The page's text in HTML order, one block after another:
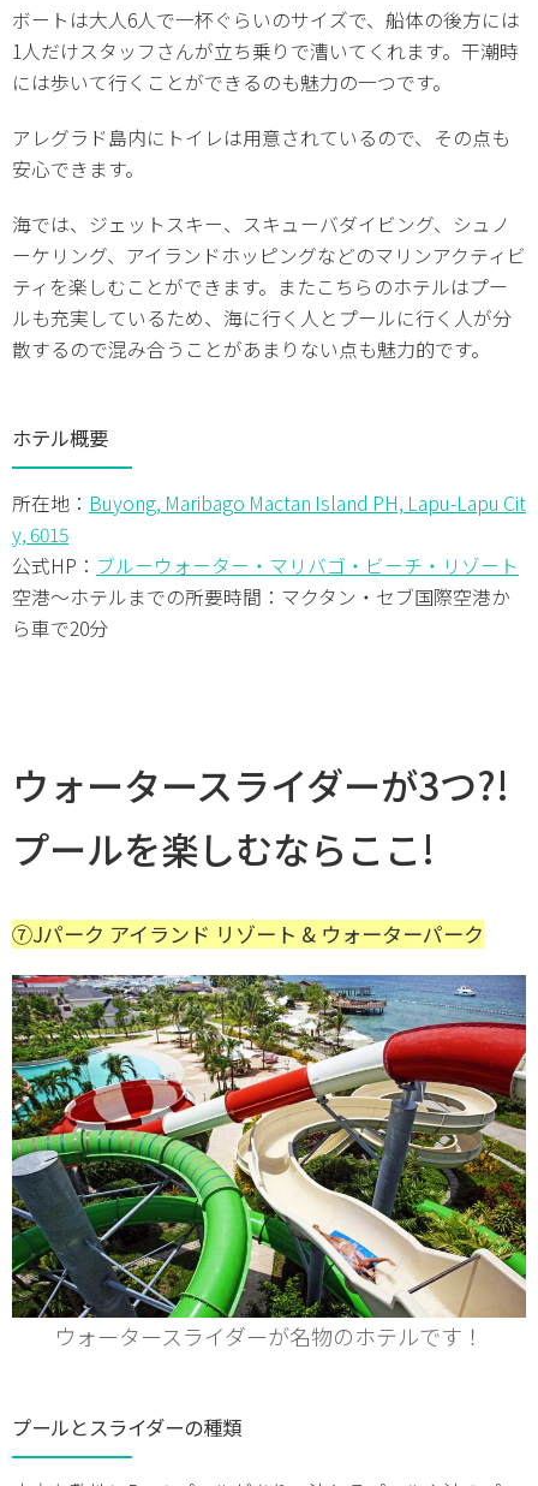
ボートは大人6人で一杯ぐらいのサイズで、船体の後方には
1人だけスタッフさんが立ち乗りで漕いてくれます。干潮時
には歩いて行くことができるのも魅力の一つです。
アレグラド島内にトイレは用意されているので、その点も
安心できます。
海では、ジェットスキー、スキューバダイビング、シュノ
ーケリング、アイランドホッピングなどのマリンアクティビ
ティを楽しむことができます。またこちらのホテルはプー
ルも充実しているため、海に行く人とプールに行く人が分
散するので混み合うことがあまりない点も魅力的です。
ホテル概要
所在地： Buyong, Maribago Mactan Island PH, Lapu-Lapu Cit
y, 6015
公式HP： ブルーウォーター・マリバゴ・ビーチ・リゾート
空港～ホテルまでの所要時間：マクタン・セブ国際空港か
ら車で20分
ウォータースライダーが3つ?!
プールを楽しむならここ!
⑦Jパーク アイランド リゾート & ウォーターパーク
ウォータースライダーが名物のホテルです！
プールとスライダーの種類